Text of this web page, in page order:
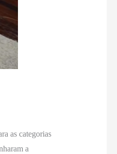
as categorias
a